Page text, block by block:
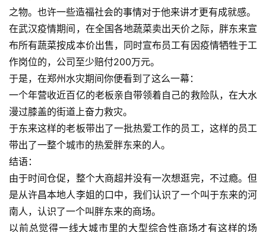
之物。也许一些造福社会的事情对于他来讲才更有成就感。
在武汉疫情期间，在全国各地蔬菜卖出天价之际，胖东来宣
布所有蔬菜按成本价出售，同时宣布员工有因疫情牺牲于工
作岗位的，公司至少赔付200万元。
于是，在郑州水灾期间你便看到了这么一幕：
一个年营收近百亿的老板亲自带领着自己的救险队，在大水
漫过膝盖的街道上奋力救灾。
于东来这样的老板带出了一批热爱工作的员工，这样的员工
带出了一整个城市的热爱胖东来的人。
结语：
由于时间仓促，整个大商超并没有一次想逛完，不过瘾。但
是从许昌本地人李姐的口中，我们认识了一个叫于东来的河
南人，认识了一个叫胖东来的商场。
以前总觉得一线大城市里的大型综合性商场才有这样的场